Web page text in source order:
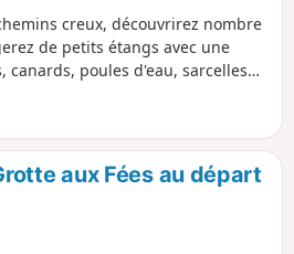
creux, découvrirez nombre
de petits étangs avec une
canards, poules d'eau, sarcelles
étang, sur votre gauche, vous
petite prairie où le paysan
dans le meilleur cas sa paire de
mérité après de longues heures
aux Fées au départ